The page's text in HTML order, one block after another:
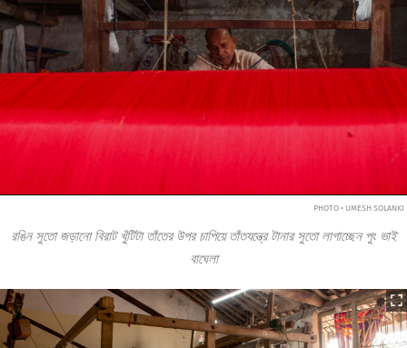
PHOTO • UMESH SOLANKI
রঙিন সুতো জড়ানো বিরাট খুঁটিটা তাঁতের উপর চাপিয়ে তাঁতযন্ত্রে টানার সুতো লাগাচ্ছেন পুং ভাই
বাঘেলা